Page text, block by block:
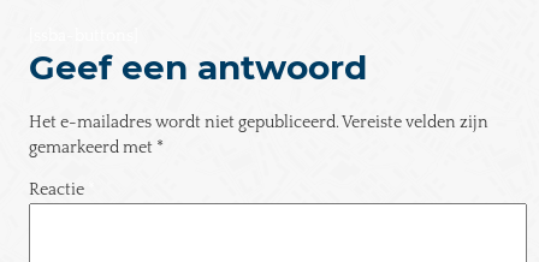
Geef een antwoord
Het e-mailadres wordt niet gepubliceerd.Vereiste velden zijn
gemarkeerd met *
Reactie